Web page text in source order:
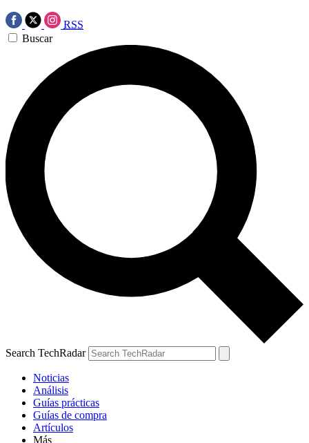
RSS
Buscar
Search TechRadar
Noticias
Análisis
Guías prácticas
Guías de compra
Artículos
Más